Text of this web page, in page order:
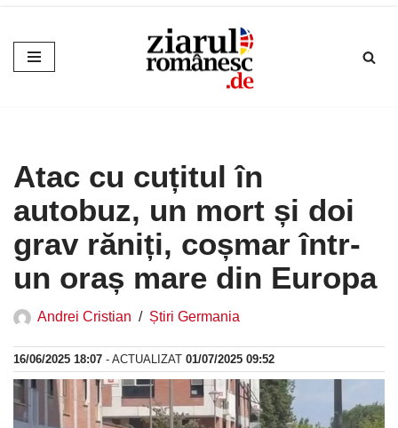
Sari
la
Atac cu cuțitul în
autobuz, un mort și doi
grav răniți, coșmar într-
un oraș mare din Europa
Andrei Cristian Știri Germania
16/06/2025 18:07 - ACTUALIZAT 01/07/2025 09:52